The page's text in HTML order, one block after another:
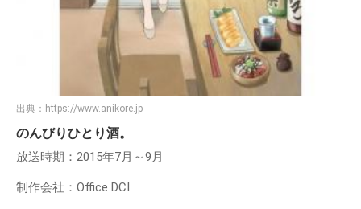
出典： https://www.anikore.jp
のんびりひとり酒。
放送時期：2015年7月～9月
制作会社：Office DCI